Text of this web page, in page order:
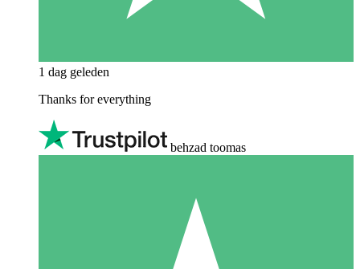
1 dag geleden
Thanks for everything
behzad toomas